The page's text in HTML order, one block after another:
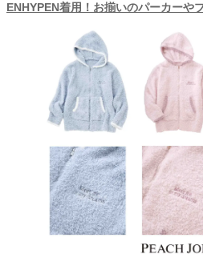
ENHYPEN着用！お揃いのパーカーや